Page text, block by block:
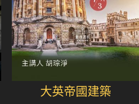
大英帝國建築